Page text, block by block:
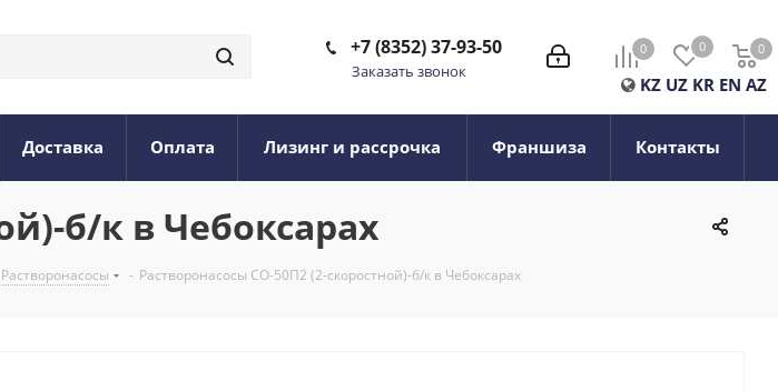
0 0 0
0
KZ UZ KR EN AZ
+7 (8352) 37-93-50
Заказать звонок
Доставка Оплата Лизинг и рассрочка Франшиза Контакты
б/к в Чебоксарах
Растворонасосы - Растворонасосы СО-50П2 (2-cкоростной)-б/к в Чебоксарах